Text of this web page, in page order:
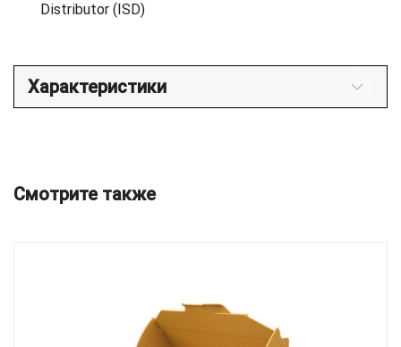
Distributor (ISD)
Характеристики
Смотрите также